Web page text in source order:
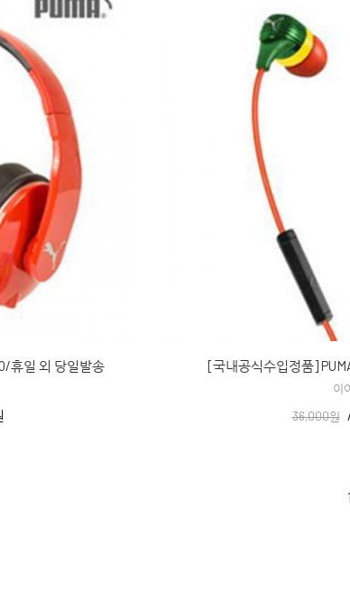
휴일 외 당일발송 [국내공식수입정품]
이
36,000원
1